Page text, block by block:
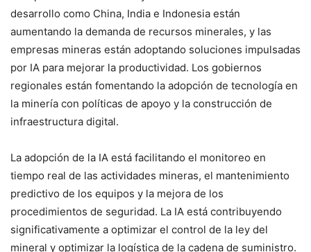
desarrollo como China, India e Indonesia están
aumentando la demanda de recursos minerales, y las
empresas mineras están adoptando soluciones impulsadas
por IA para mejorar la productividad. Los gobiernos
regionales están fomentando la adopción de tecnología en
la minería con políticas de apoyo y la construcción de
infraestructura digital.
La adopción de la IA está facilitando el monitoreo en
tiempo real de las actividades mineras, el mantenimiento
predictivo de los equipos y la mejora de los
procedimientos de seguridad. La IA está contribuyendo
significativamente a optimizar el control de la ley del
mineral y optimizar la logística de la cadena de suministro.